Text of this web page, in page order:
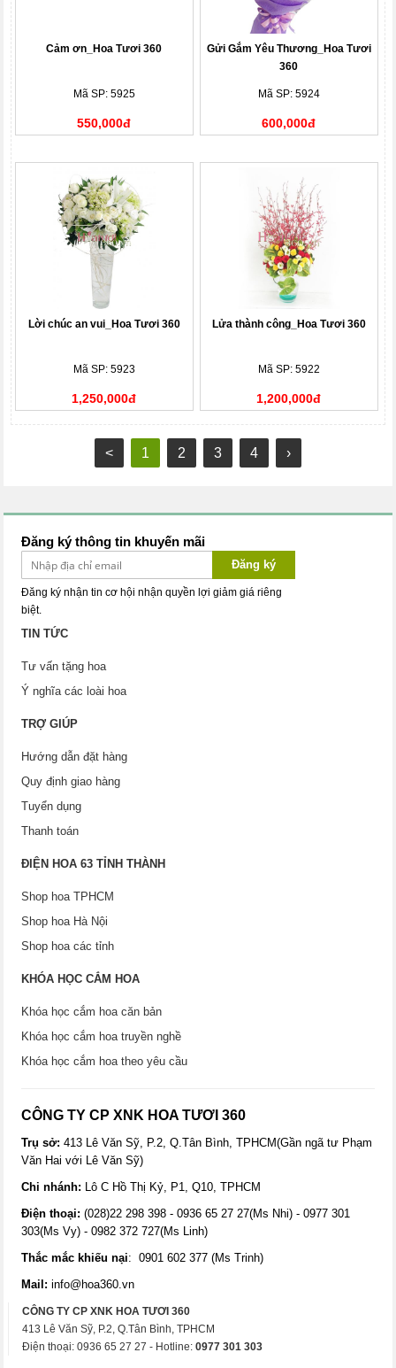
Cảm ơn_Hoa Tươi 360
Mã SP: 5925
550,000đ
Gửi Gắm Yêu Thương_Hoa Tươi
360
Mã SP: 5924
600,000đ
Lời chúc an vui_Hoa Tươi 360
Mã SP: 5923
1,250,000đ
Lửa thành công_Hoa Tươi 360
Mã SP: 5922
1,200,000đ
< 1 2 3 4 ›
Đăng ký thông tin khuyến mãi
Đăng ký
Đăng ký nhận tin cơ hội nhận quyền lợi giảm giá riêng
biệt.
TIN TỨC
Tư vấn tặng hoa
Ý nghĩa các loài hoa
TRỢ GIÚP
Hướng dẫn đặt hàng
Quy định giao hàng
Tuyển dụng
Thanh toán
ĐIỆN HOA 63 TỈNH THÀNH
Shop hoa TPHCM
Shop hoa Hà Nội
Shop hoa các tỉnh
KHÓA HỌC CẮM HOA
Khóa học cắm hoa căn bản
Khóa học cắm hoa truyền nghề
Khóa học cắm hoa theo yêu cầu
CÔNG TY CP XNK HOA TƯƠI 360
Trụ sở:413 Lê Văn Sỹ, P.2, Q.Tân Bình, TPHCM(Gần ngã tư Phạm
Văn Hai với Lê Văn Sỹ)
Chi nhánh: Lô C Hồ Thị Kỷ, P1, Q10, TPHCM
Điện thoại: (028)22 298 398 - 0936 65 27 27(Ms Nhi) - 0977 301
303(Ms Vy) - 0982 372 727(Ms Linh)
Thắc mắc khiếu nại: 0901 602 377 (Ms Trinh)
Mail: info@hoa360.vn
CÔNG TY CP XNK HOA TƯƠI 360
413 Lê Văn Sỹ, P.2, Q.Tân Bình, TPHCM
Điện thoại: 0936 65 27 27 - Hotline:0977 301 303